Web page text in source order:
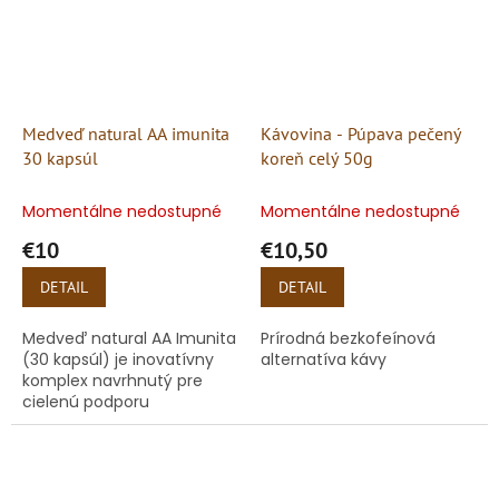
Medveď natural AA imunita
30 kapsúl
Momentálne nedostupné
€10
DETAIL
Medveď natural AA Imunita
(30 kapsúl) je inovatívny
komplex navrhnutý pre
cielenú podporu
obranyschopnosti, ktorý
Kávovina - Púpava pečený
koreň celý 50g
Momentálne nedostupné
€10,50
DETAIL
Prírodná bezkofeínová
alternatíva kávy